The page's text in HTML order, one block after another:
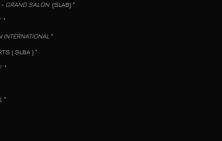
GRAND SALON(SLAB) "
"
INTERNATIONAL "
SLBA ) "
"
"